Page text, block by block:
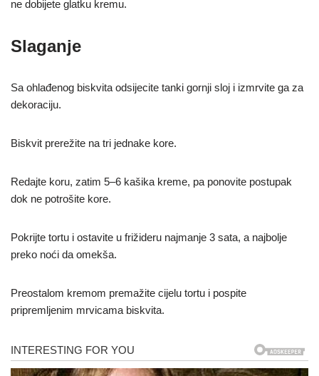
ne dobijete glatku kremu.
Slaganje
Sa ohlađenog biskvita odsijecite tanki gornji sloj i izmrvite ga za
dekoraciju.
Biskvit prerežite na tri jednake kore.
Redajte koru, zatim 5–6 kašika kreme, pa ponovite postupak
dok ne potrošite kore.
Pokrijte tortu i ostavite u frižideru najmanje 3 sata, a najbolje
preko noći da omekša.
Preostalom kremom premažite cijelu tortu i pospite
pripremljenim mrvicama biskvita.